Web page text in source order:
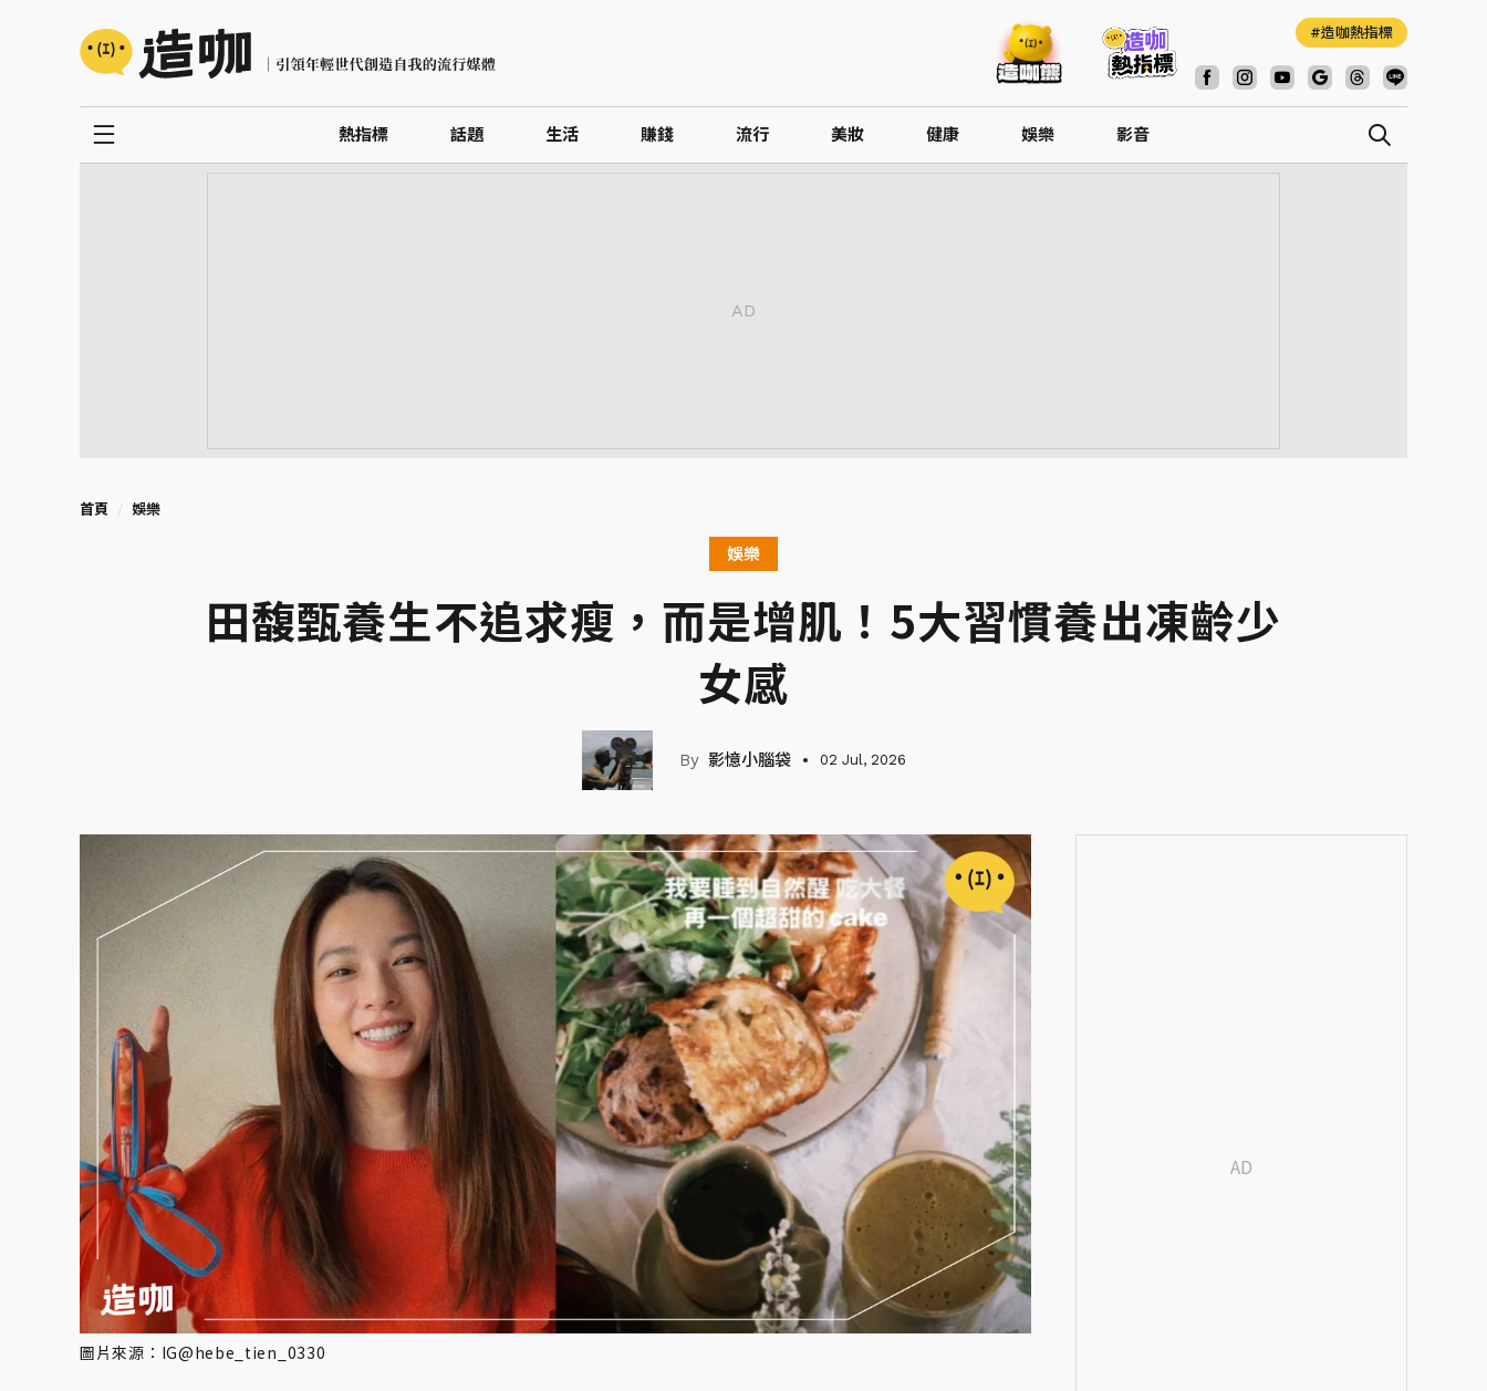
造咖熱指標
熱指標 話題 生活 賺錢 流行 美妝 健康 娛樂 影音
首頁 娛樂
娛樂
田馥甄養生不追求瘦，而是增肌！5大習慣養出凍齡少
女感
影憶小腦袋 02 Jul, 2026
圖片來源：IG@hebe_tien_0330